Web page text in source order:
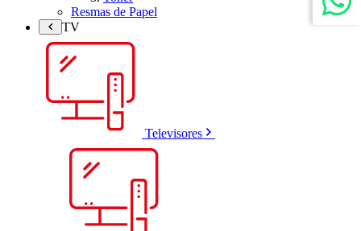
Resmas de Papel
TV
Televisores